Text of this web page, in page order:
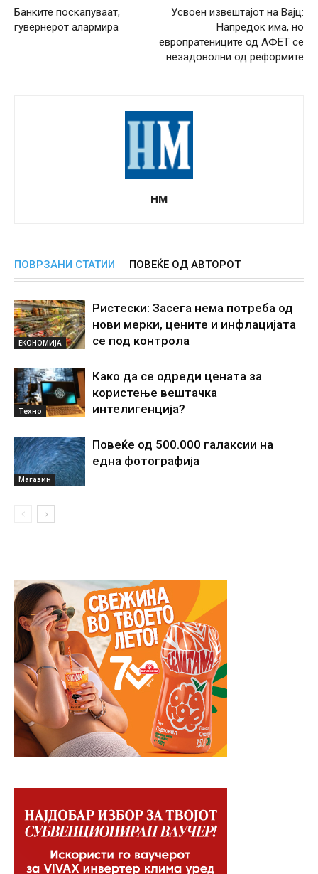
Банките поскапуваат,
гувернерот алармира
Усвоен извештајот на Вајц:
Напредок има, но
европратениците од АФЕТ се
незадоволни од реформите
НМ
ПОВРЗАНИ СТАТИИ ПОВЕЌЕ ОД АВТОРОТ
ЕКОНОМИЈА
Ристески: Засега нема потреба од
нови мерки, цените и инфлацијата
се под контрола
Техно
Како да се одреди цената за
користење вештачка
интелигенциjа?
Магазин
Повеќе од 500.000 галаксии на
една фотографија